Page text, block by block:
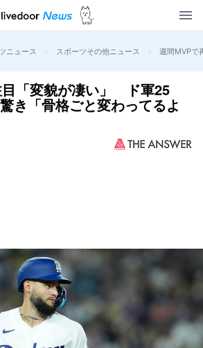
ニュース > スポーツその他ニュース > 週間MVPで
目「変貌が凄い」 ド軍25
き「骨格ごと変わってるよ